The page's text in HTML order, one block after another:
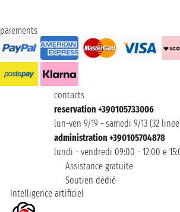
paiements
contacts
reservation +390105733006
lun-ven 9/19 - samedi 9/13 (32
administration +390105704878
lundi - vendredi 09:00 - 12:00 e
Assistance gratuite
Soutien dédié
Intelligence artificiel